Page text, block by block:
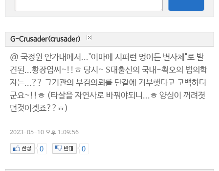
G-Crusader(crusader)
@ 국정원 안가내에서..."이마에 시퍼런 멍이든 변사체"로 발
견된...황장엽씨~!!ㅎ 당시~ S대출신의 국내-쵝오의 법의학
자는...?? 그기관의 부검의뢰를 단칼에 거부햇다고 고백하더
군요~!!ㅎ (타살을 자연사로 바꿔야되니...ㅎ 양심이 꺼려졋
던것이겟죠??ㅎ)
2023-05-10 오후 1:09:56
0 0